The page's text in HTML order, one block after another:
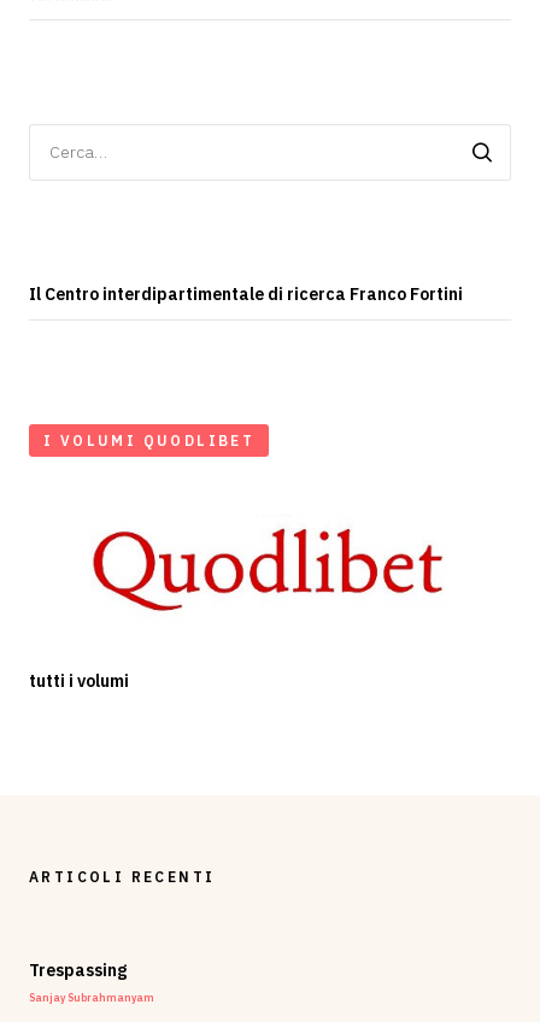
per:
Il Centro interdipartimentale di ricerca Franco Fortini
I VOLUMI QUODLIBET
tutti i volumi
ARTICOLI RECENTI
Trespassing
Sanjay Subrahmanyam